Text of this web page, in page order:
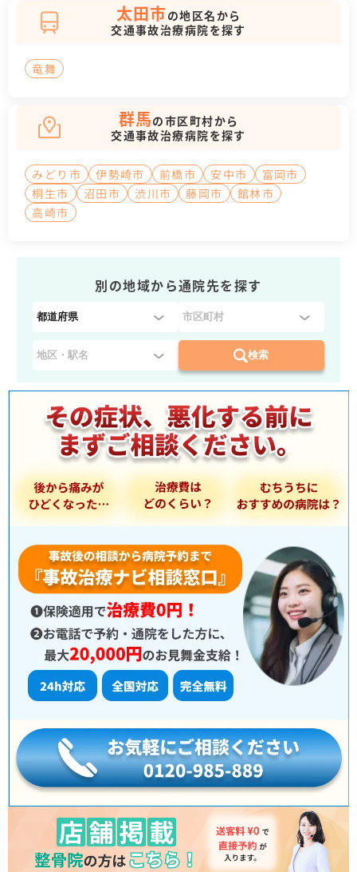
太田市の地区名から
交通事故治療病院を探す
竜舞
群馬の市区町村から
交通事故治療病院を探す
みどり市 伊勢崎市 前橋市 安中市
富岡市
桐生市
沼田市 渋川市 藤岡市
館林市
高崎市
別の地域から通院先を探す
都
県
を
選
択
：
検索